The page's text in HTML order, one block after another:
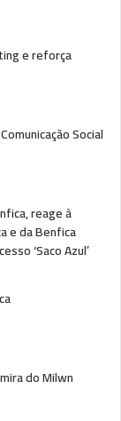
e reforça
Social
reage à
e da Benfica
‘Saco Azul’
do Milwn